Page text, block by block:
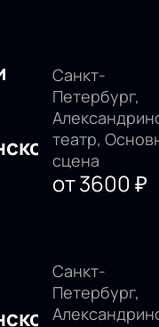
Санкт-
Петербург,
театр,
сцена
от3600 ₽
Санкт-
Петербург,